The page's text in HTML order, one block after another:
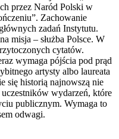
przez Naród Polski w
Zachowanie
zadań Instytutu.
misja – służba Polsce. W
cytatów.
wymaga pójścia pod prąd
artysty albo laureata
się historią najnowszą nie
wydarzeń, które
publicznym. Wymaga to
odwagi.